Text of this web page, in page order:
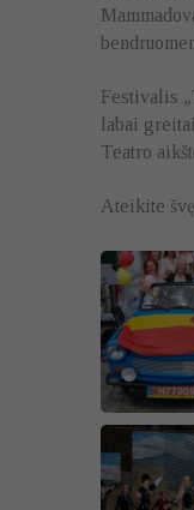
Festivalis
labai
Teatro
Ateikite